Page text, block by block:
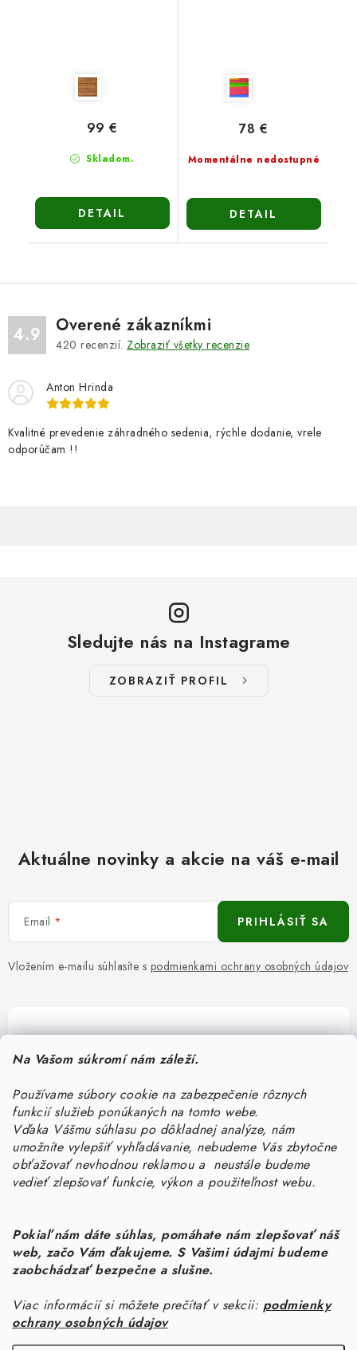
Na Vašom súkromí nám záleží.
Používame súbory cookie na zabezpečenie rôznych
funkcií služieb ponúkaných na tomto webe.
Vďaka Vášmu súhlasu po dôkladnej analýze, nám
umožníte vylepšiť vyhľadávanie, nebudeme Vás zbytočne
obťažovať nevhodnou reklamou a neustále budeme
vedieť zlepšovať funkcie, výkon a použiteľnost webu.
Pokiaľ nám dáte súhlas, pomáhate nám zlepšovať náš
web, začo Vám ďakujeme. S Vašimi údajmi budeme
zaobchádzať bezpečne a slušne.
Viac informácií si môžete prečítať v sekcii: podmienky
ochrany osobných údajov
Skladom.
99 €
DETAIL
Momentálne nedostupné
78 €
DETAIL
4.9 Overené zákazníkmi
420 recenzií. Zobraziť všetky recenzie
Anton Hrinda
Kvalitné prevedenie záhradného sedenia, rýchle dodanie, vrele
odporúčam !!
Sledujte nás na Instagrame
ZOBRAZIŤ PROFIL
Aktuálne novinky a akcie na váš e-mail
Email
Vložením e-mailu súhlasíte s podmienkami ochrany osobných údajov
PRIHLÁSIŤ SA
Pomôžeme vám s výberom
Potrebujete s niečím poradiť? Sme tu pre vás!
objednavky@kurin.sk
0950456469
Informácie pre vás
Náš príbeh od začiatku